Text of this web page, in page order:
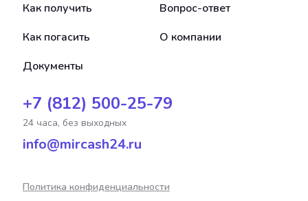
Как получить
Как погасить
Документы
Вопрос-ответ
О компании
+7 (812) 500-25-79
24 часа, без выходных
info@mircash24.ru
Политика конфиденциальности